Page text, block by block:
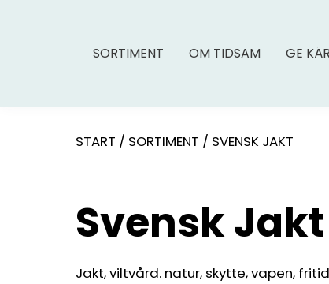
SORTIMENT OM TIDSAM GE
START / SORTIMENT / SVENSK JAKT
Svensk Jakt
Jakt, viltvård. natur, skytte, vapen,